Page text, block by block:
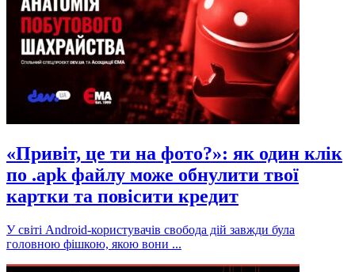
«Привіт, це ти на фото?»: як один клік
по .apk файлу може обнулити твої
картки та повісити кредит
У світі Android-користувачів свобода дій завжди була
головною фішкою, якою вони ...